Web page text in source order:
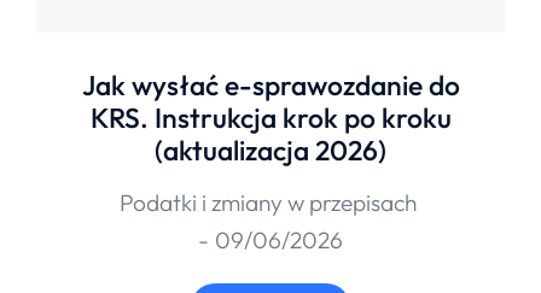
Jak wysłać e-sprawozdanie do
KRS. Instrukcja krok po kroku
(aktualizacja 2026)
Podatki i zmiany w przepisach
09/06/2026